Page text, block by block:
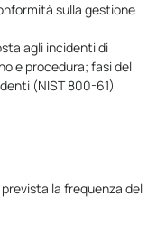
sulla gestione
agli incidenti di
e procedura; fasi del
(NIST 800-61)
la frequenza del